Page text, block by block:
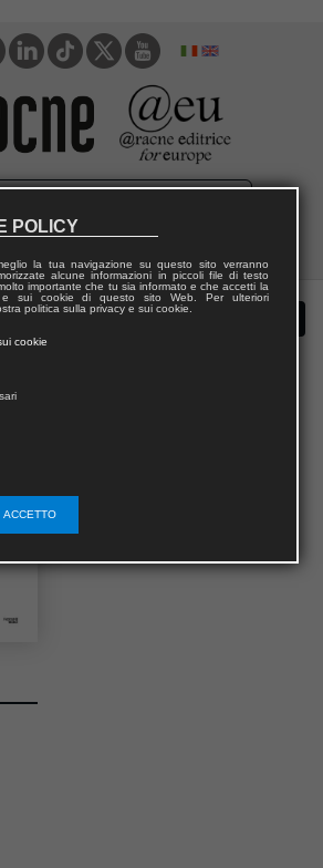
POLICY
la tua navigazione su questo sito verranno
alcune informazioni in piccoli file di testo
importante che tu sia informato e che accetti la
e sui cookie di questo sito Web. Per ulteriori
politica sulla privacy e sui cookie.
cookie